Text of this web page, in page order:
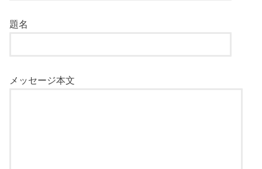
題名
メッセージ本文